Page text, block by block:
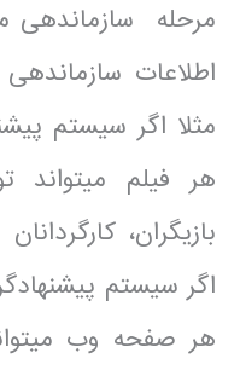
مرحله سازمان­دهی
اطلاعات
مثلا اگر سیستم
هر فیلم می­تواند
بازیگران،
اگر سیستم
هر صفحه وب